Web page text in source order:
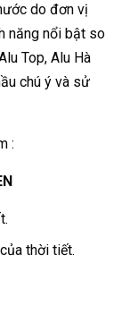
do đơn vị
năng nổi bật so
Top, Alu Hà
chú ý và sử
:
thời tiết.